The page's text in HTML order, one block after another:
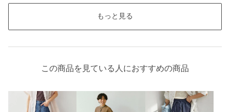
もっと見る
この商品を見ている人におすすめの商品